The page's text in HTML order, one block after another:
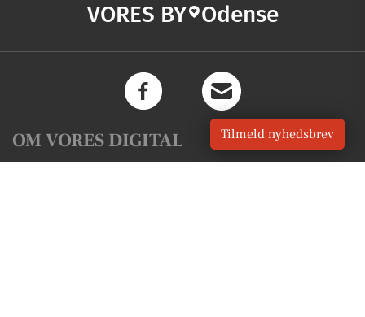
VORES BY Odense
OM VORES DIGITAL Tilmeld nyhedsbrev